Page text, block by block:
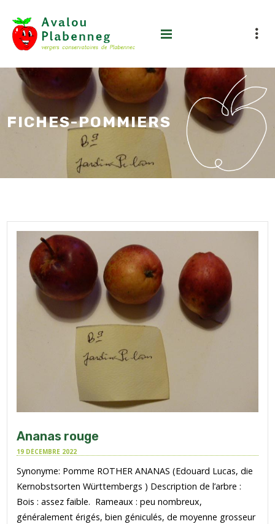
FICHES-POMMIERS
Ananas rouge
19 DÉCEMBRE 2022
Synonyme: Pomme ROTHER ANANAS (Edouard Lucas, die
Kernobstsorten Württembergs ) Description de l’arbre :
Bois : assez faible. Rameaux : peu nombreux,
généralement érigés, bien géniculés, de moyenne grosseur